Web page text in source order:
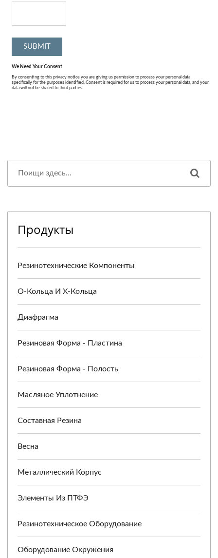
Продукты
Резинотехнические Компоненты
O-Кольца И X-Кольца
Диафрагма
Резиновая Форма - Пластина
Резиновая Форма - Полость
Масляное Уплотнение
Составная Резина
Весна
Металлический Корпус
Элементы Из ПТФЭ
Резинотехническое Оборудование
Оборудование Окружения